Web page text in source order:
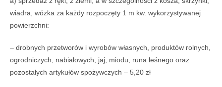
wiadra, wózka za każdy rozpoczęty 1 m kw. wykorzystywanej
powierzchni:
– drobnych przetworów i wyrobów własnych, produktów rolnych,
ogrodniczych, nabiałowych, jaj, miodu, runa leśnego oraz
pozostałych artykułów spożywczych – 5,20 zł